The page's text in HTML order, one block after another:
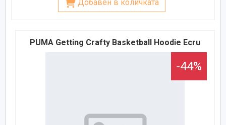
Добавен в количката
PUMA Getting Crafty Basketball Hoodie Ecru
-44%